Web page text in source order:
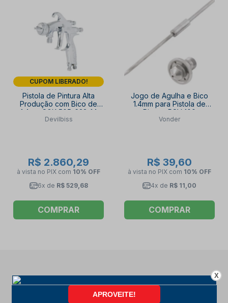
CUPOM LIBERADO!
Pistola de Pintura Alta
Produção com Bico de
1.4mm SGK-505-622-14
DEVILBISS
Devilbiss
R$ 2.860,29
à vista no PIX com 10% OFF
6x de R$ 529,68
COMPRAR
Jogo de Agulha e Bico
1.4mm para Pistola de
Pintura PSV 100
6220200102 VONDER
Vonder
R$ 39,60
à vista no PIX com 10% OFF
4x de R$ 11,00
COMPRAR
X